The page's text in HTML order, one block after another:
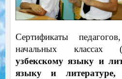
Сертификаты
начальных классах
узбекскому языку и
языку и литературе,